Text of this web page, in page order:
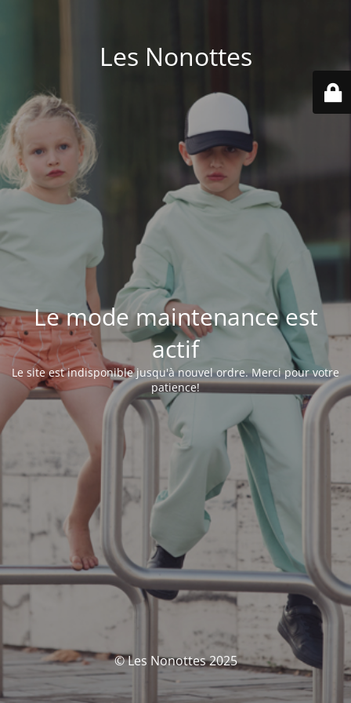
Les Nonottes
Le mode maintenance est
actif
Le site est indisponible jusqu'à nouvel ordre. Merci pour votre
patience!
© Les Nonottes 2025